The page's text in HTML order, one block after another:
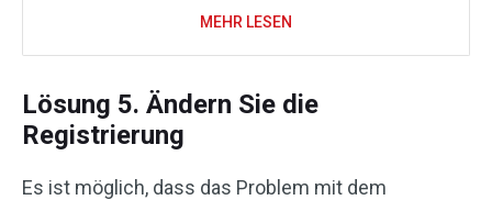
MEHR LESEN
Lösung 5. Ändern Sie die
Registrierung
Es ist möglich, dass das Problem mit dem